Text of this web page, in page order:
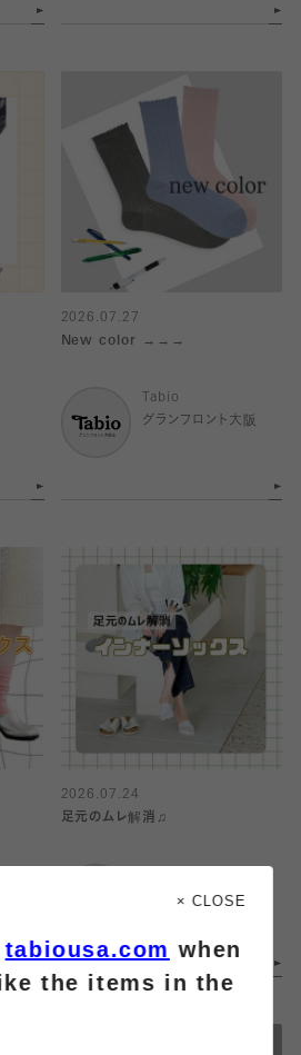
2026.07.27
New color →→→
Tabio
グランフロント大阪
2026.07.24
足元のムレ解消♫
イオンモール橿原店
× CLOSE
tabiousa.com when
the items in the